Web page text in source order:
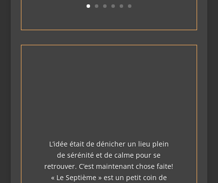
L’idée était de dénicher un lieu plein
de sérénité et de calme pour se
retrouver. C’est maintenant chose faite!
« Le Septième » est un petit coin de